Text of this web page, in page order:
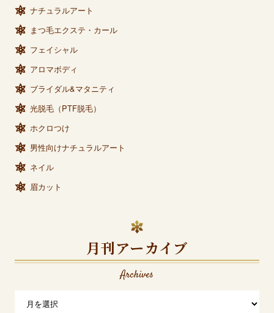
ナチュラルアート
まつ毛エクステ・カール
フェイシャル
アロマボディ
ブライダル&マタニティ
光脱毛（PTF脱毛）
ホクロつけ
男性向けナチュラルアート
ネイル
眉カット
月刊アーカイブ
Archives